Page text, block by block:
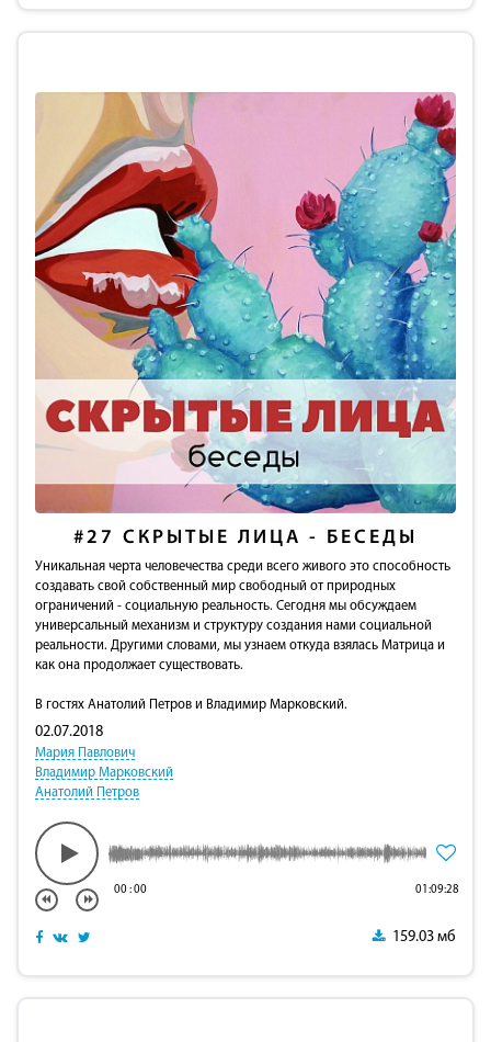
#27 СКРЫТЫЕ ЛИЦА - БЕСЕДЫ
Уникальная черта человечества среди всего живого это способность
создавать свой собственный мир свободный от природных
ограничений - социальную реальность. Сегодня мы обсуждаем
универсальный механизм и структуру создания нами социальной
реальности. Другими словами, мы узнаем откуда взялась Матрица и
как она продолжает существовать.
В гостях Анатолий Петров и Владимир Марковский.
02.07.2018
Мария Павлович
Владимир Марковский
Анатолий Петров
00:00 01:09:28
159.03 мб